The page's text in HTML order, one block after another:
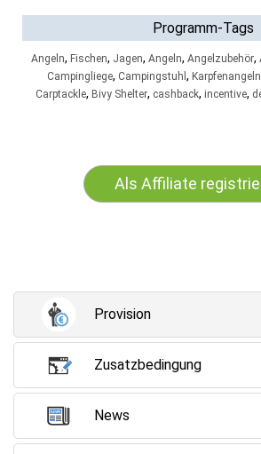
Programm-Tags
Angeln, Fischen, Jagen, Angeln, Angelzubehör,
Campingliege, Campingstuhl , Karpfenangeln
Carptackle, Bivy Shelter, cashback, incentive,
Als Affiliate
Provision
Zusatzbedingung
News